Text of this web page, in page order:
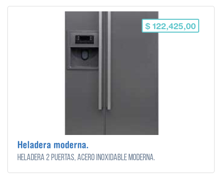
$ 122,425,00
Heladera moderna.
Heladera 2 puertas, acero inoxidable moderna.